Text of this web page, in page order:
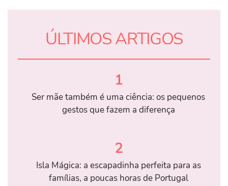
ÚLTIMOS ARTIGOS
1
Ser mãe também é uma ciência: os pequenos
gestos que fazem a diferença
2
Isla Mágica: a escapadinha perfeita para as
famílias, a poucas horas de Portugal